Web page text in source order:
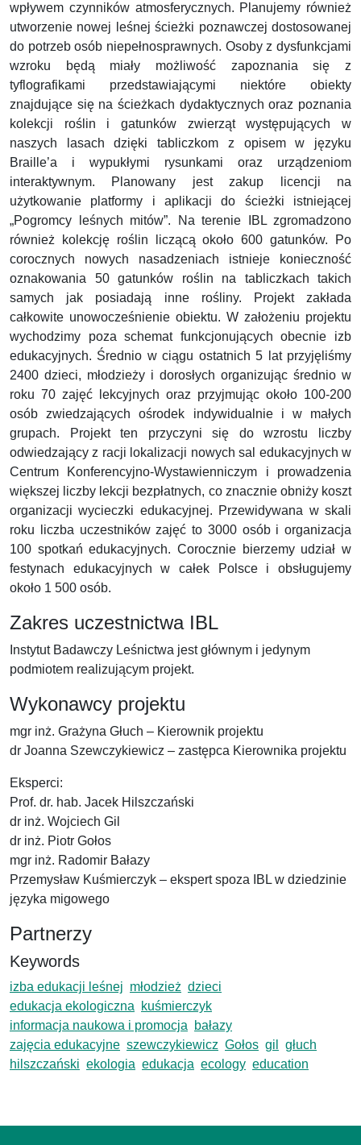
wpływem czynników atmosferycznych. Planujemy również
utworzenie nowej leśnej ścieżki poznawczej dostosowanej
do potrzeb osób niepełnosprawnych. Osoby z dysfunkcjami
wzroku będą miały możliwość zapoznania się z
tyflografikami przedstawiającymi niektóre obiekty
znajdujące się na ścieżkach dydaktycznych oraz poznania
kolekcji roślin i gatunków zwierząt występujących w
naszych lasach dzięki tabliczkom z opisem w języku
Braille’a i wypukłymi rysunkami oraz urządzeniom
interaktywnym. Planowany jest zakup licencji na
użytkowanie platformy i aplikacji do ścieżki istniejącej
„Pogromcy leśnych mitów”. Na terenie IBL zgromadzono
również kolekcję roślin liczącą około 600 gatunków. Po
corocznych nowych nasadzeniach istnieje konieczność
oznakowania 50 gatunków roślin na tabliczkach takich
samych jak posiadają inne rośliny. Projekt zakłada
całkowite unowocześnienie obiektu. W założeniu projektu
wychodzimy poza schemat funkcjonujących obecnie izb
edukacyjnych. Średnio w ciągu ostatnich 5 lat przyjęliśmy
2400 dzieci, młodzieży i dorosłych organizując średnio w
roku 70 zajęć lekcyjnych oraz przyjmując około 100-200
osób zwiedzających ośrodek indywidualnie i w małych
grupach. Projekt ten przyczyni się do wzrostu liczby
odwiedzający z racji lokalizacji nowych sal edukacyjnych w
Centrum Konferencyjno-Wystawienniczym i prowadzenia
większej liczby lekcji bezpłatnych, co znacznie obniży koszt
organizacji wycieczki edukacyjnej. Przewidywana w skali
roku liczba uczestników zajęć to 3000 osób i organizacja
100 spotkań edukacyjnych. Corocznie bierzemy udział w
festynach edukacyjnych w całek Polsce i obsługujemy
około 1 500 osób.
Zakres uczestnictwa IBL
Instytut Badawczy Leśnictwa jest głównym i jedynym
podmiotem realizującym projekt.
Wykonawcy projektu
mgr inż. Grażyna Głuch – Kierownik projektu
dr Joanna Szewczykiewicz – zastępca Kierownika projektu
Eksperci:
Prof. dr. hab. Jacek Hilszczański
dr inż. Wojciech Gil
dr inż. Piotr Gołos
mgr inż. Radomir Bałazy
Przemysław Kuśmierczyk – ekspert spoza IBL w dziedzinie
języka migowego
Partnerzy
Keywords
izba edukacji leśnej młodzież dzieci
edukacja ekologiczna
kuśmierczyk
informacja naukowa i promocja
bałazy
zajęcia edukacyjne szewczykiewicz Gołos gil
głuch
hilszczański ekologia edukacja ecology education